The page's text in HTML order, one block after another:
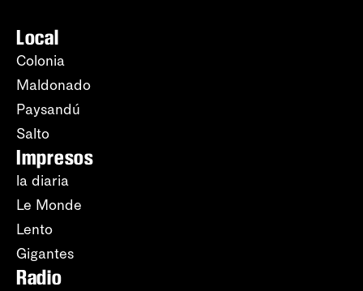
Local
Colonia
Maldonado
Paysandú
Salto
Impresos
la diaria
Le Monde
Lento
Gigantes
Radio